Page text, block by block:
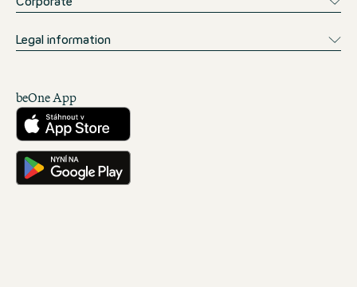
Legal information
beOne App
Stáhnout z obchodu App Store
Ke stažení na Google Play